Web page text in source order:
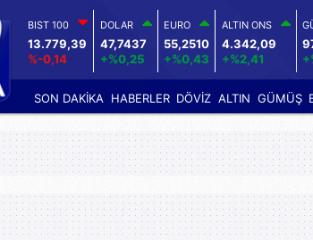
BIST 100
13.779,39
%-0,14
DOLAR
47,7437
+%0,25
EURO
55,2510
+%0,43
ALTIN ONS
4.342,09
+%2,41
SON DAKİKA HABERLER DÖVİZ ALTIN GÜMÜŞ